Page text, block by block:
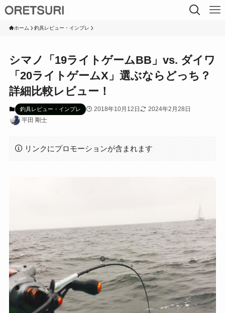
ホーム 釣具レビュー・インプレ
シマノ「19ライトゲームBB」vs. ダイワ
「20ライトゲームX」選ぶならどっち？
詳細比較レビュー！
釣具レビュー・インプレ 2018年10月12日
2024年2月28日
平田 剛士
リンクにプロモーションが含まれます